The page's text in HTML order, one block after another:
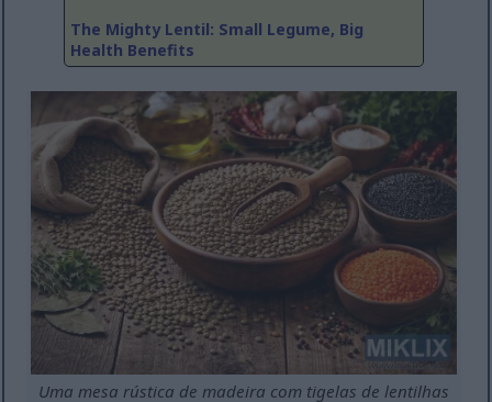
The Mighty Lentil: Small Legume, Big
Health Benefits
Uma mesa rústica de madeira com tigelas de lentilhas